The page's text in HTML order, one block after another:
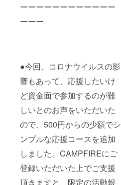
ーーーーーーーーーーーー
ーーー
●今回、コロナウイルスの影
響もあって、応援したいけ
ど資金面で参加するのが難
しいとのお声をいただいた
ので、500円からの少額でシ
ンプルな応援コースを追加
しました。CAMPFIREにご
登録いただいた上でご支援
頂きますと、限定の活動報